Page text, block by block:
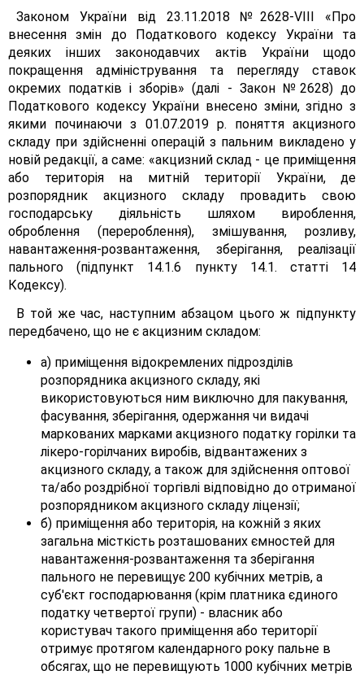
Законом України від 23.11.2018 №2628-VІІІ «Про
внесення змін до Податкового кодексу України та
деяких інших законодавчих актів України щодо
покращення адміністрування та перегляду ставок
окремих податків і зборів» (далі - Закон №2628) до
Податкового кодексу України внесено зміни, згідно з
якими починаючи з 01.07.2019 р. поняття акцизного
складу при здійсненні операцій з пальним викладено у
новій редакції, а саме: «акцизний склад - це приміщення
або територія на митній території України, де
розпорядник акцизного складу провадить свою
господарську діяльність шляхом вироблення,
оброблення (перероблення), змішування, розливу,
навантаження-розвантаження, зберігання, реалізації
пального (підпункт 14.1.6 пункту 14.1. статті 14
Кодексу).
В той же час, наступним абзацом цього ж підпункту
передбачено, що не є акцизним складом:
а) приміщення відокремлених підрозділів
розпорядника акцизного складу, які
використовуються ним виключно для пакування,
фасування, зберігання, одержання чи видачі
маркованих марками акцизного податку горілки та
лікеро-горілчаних виробів, відвантажених з
акцизного складу, а також для здійснення оптової
та/або роздрібної торгівлі відповідно до отриманої
розпорядником акцизного складу ліцензії;
б) приміщення або територія, на кожній з яких
загальна місткість розташованих ємностей для
навантаження-розвантаження та зберігання
пального не перевищує 200 кубічних метрів, а
суб'єкт господарювання (крім платника єдиного
податку четвертої групи) - власник або
користувач такого приміщення або території
отримує протягом календарного року пальне в
обсягах, що не перевищують 1000 кубічних метрів